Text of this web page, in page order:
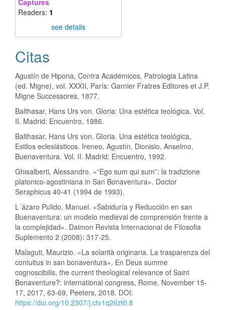
Captures
Readers: 1
see details
Citas
Agustín de Hipona, Contra Académicos, Patrologia Latina
(ed. Migne), vol. XXXII, París: Garnier Fratres Editores et J.P.
Migne Successores, 1877.
Balthasar, Hans Urs von. Gloria: Una estética teológica. Vol.
II. Madrid: Encuentro, 1986.
Balthasar, Hans Urs von. Gloria. Una estética teológica,
Estilos eclesiásticos. Ireneo, Agustín, Dionisio, Anselmo,
Buenaventura. Vol. II. Madrid: Encuentro, 1992.
Ghisalberti, Alessandro. «“Ego sum qui sum”: la tradizione
platonico-agostiniana in San Bonaventura». Doctor
Seraphicus 40-41 (1994 de 1993).
L´ázaro Pulido, Manuel. «Sabiduría y Reducción en san
Buenaventura: un modelo medieval de comprensión frente a
la complejidad». Daimon Revista Internacional de Filosofia
Suplemento 2 (2008): 317-25.
Malaguti, Maurizio. «La solarità originaria. La trasparenza del
contuitus in san bonaventura». En Deus summe
cognoscibilis, the current theological relevance of Saint
Bonaventure?: international congress, Rome, November 15-
17, 2017, 63-69. Peeters, 2018. DOI:
https://doi.org/10.2307/j.ctv1q26zt0.8